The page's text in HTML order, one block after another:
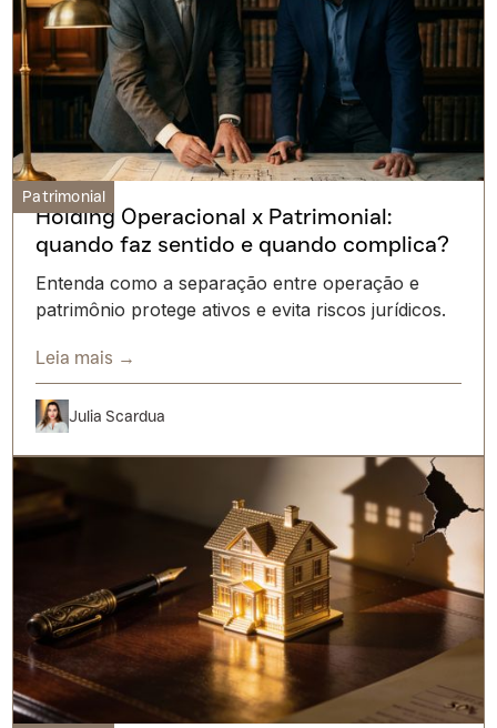
Patrimonial
Holding Operacional x Patrimonial:
quando faz sentido e quando complica?
Entenda como a separação entre operação e
patrimônio protege ativos e evita riscos jurídicos.
Leia mais →
Julia Scardua